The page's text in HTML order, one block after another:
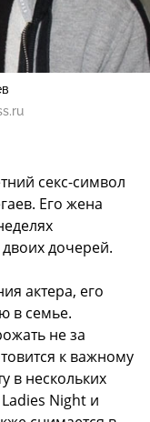
секс-символ
Его жена
дочерей.
актера, его
в семье.
не за
к важному
в нескольких
Ladies Night и